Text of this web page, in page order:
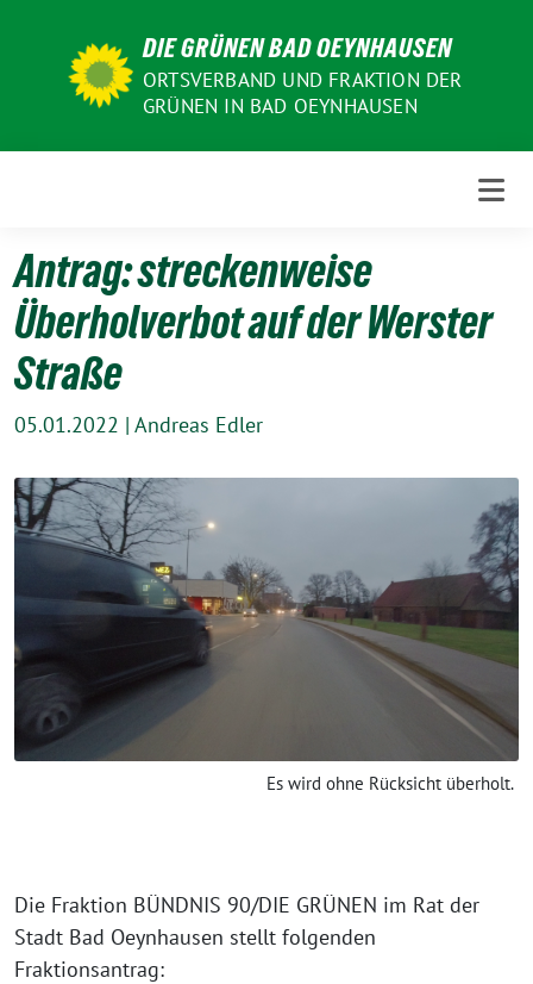
DIE GRÜNEN BAD OEYNHAUSEN
ORTSVERBAND UND FRAKTION DER
GRÜNEN IN BAD OEYNHAUSEN
Antrag: streckenweise
Überholverbot auf der Werster
Straße
05.01.2022 | Andreas Edler
Es wird ohne Rücksicht überholt.
Die Fraktion BÜNDNIS 90/DIE GRÜNEN im Rat der
Stadt Bad Oeynhausen stellt folgenden
Fraktionsantrag: